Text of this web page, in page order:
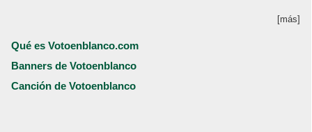
[más]
Qué es Votoenblanco.com
Banners de Votoenblanco
Canción de Votoenblanco